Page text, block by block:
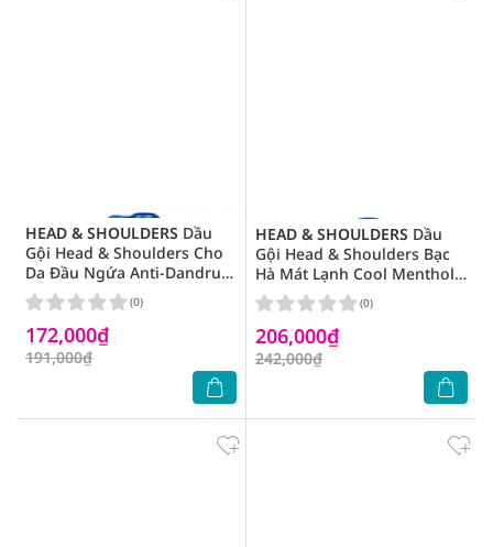
HEAD & SHOULDERS Dầu
Gội Head & Shoulders Cho
Da Đầu Ngứa Anti-Dandruff
Shampoo Itchy Scalp Care
625ml
172,000₫
191,000₫
(0)
HEAD & SHOULDERS Dầu
Gội Head & Shoulders Bạc
Hà Mát Lạnh Cool Menthol
Anti-Dandruff Shampoo
850ml
206,000₫
242,000₫
(0)